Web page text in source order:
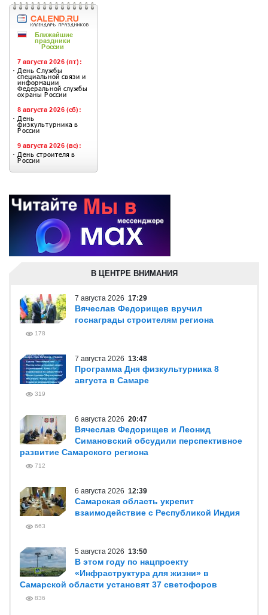
В ЦЕНТРЕ ВНИМАНИЯ
7 августа 2026 17:29
Вячеслав Федорищев вручил
госнаграды строителям региона
178
7 августа 2026 13:48
Программа Дня физкультурника 8
августа в Самаре
319
6 августа 2026 20:47
Вячеслав Федорищев и Леонид
Симановский обсудили перспективное
развитие Самарского региона
712
6 августа 2026 12:39
Самарская область укрепит
взаимодействие с Республикой Индия
663
5 августа 2026 13:50
В этом году по нацпроекту
«Инфраструктура для жизни» в
Самарской области установят 37 светофоров
836